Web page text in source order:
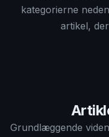
kategorierne
artikel,
Grundlæggende